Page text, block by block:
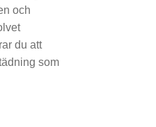
och
du att
som